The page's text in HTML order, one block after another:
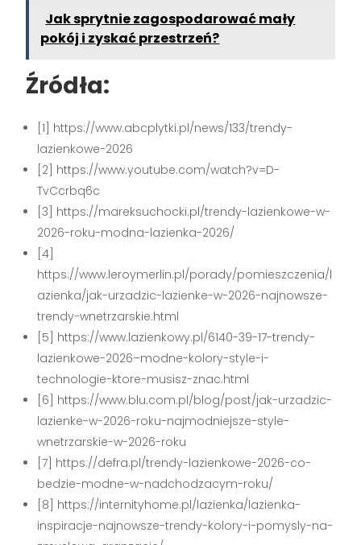
Jak sprytnie zagospodarować mały
pokój i zyskać przestrzeń?
Źródła:
[1] https://www.abcplytki.pl/news/133/trendy-
lazienkowe-2026
[2] https://www.youtube.com/watch?v=D-
TvCcrbq6c
[3] https://mareksuchocki.pl/trendy-lazienkowe-w-
2026-roku-modna-lazienka-2026/
[4]
https://www.leroymerlin.pl/porady/pomieszczenia/l
azienka/jak-urzadzic-lazienke-w-2026-najnowsze-
trendy-wnetrzarskie.html
[5] https://www.lazienkowy.pl/6140-39-17-trendy-
lazienkowe-2026–modne-kolory-style-i-
technologie-ktore-musisz-znac.html
[6] https://www.blu.com.pl/blog/post/jak-urzadzic-
lazienke-w-2026-roku-najmodniejsze-style-
wnetrzarskie-w-2026-roku
[7] https://defra.pl/trendy-lazienkowe-2026-co-
bedzie-modne-w-nadchodzacym-roku/
[8] https://internityhome.pl/lazienka/lazienka-
inspiracje-najnowsze-trendy-kolory-i-pomysly-na-